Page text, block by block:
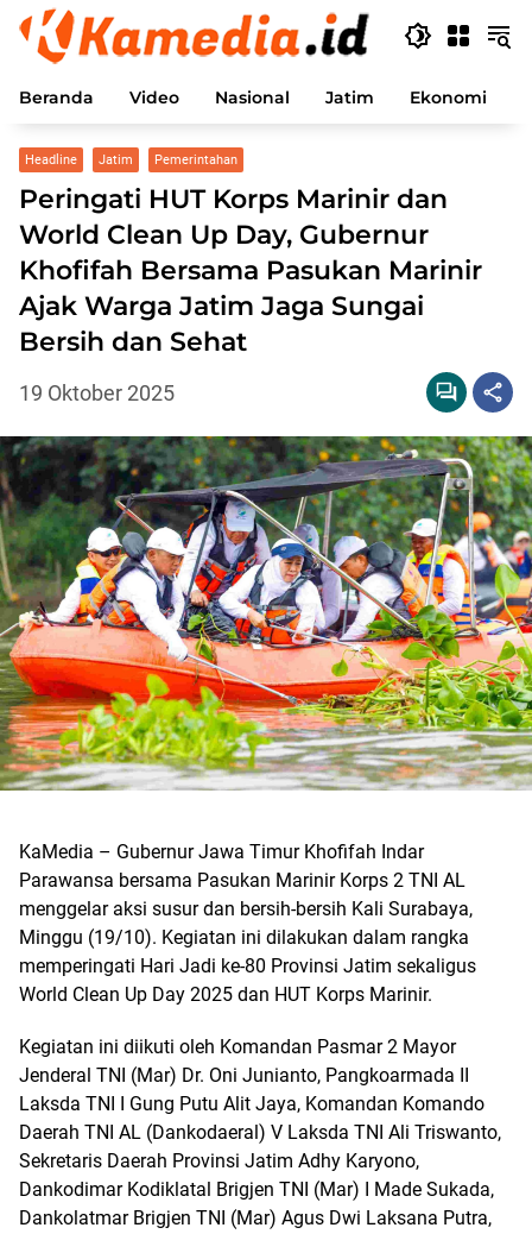
Langsung
konten
Beranda Video Nasional Jatim Ekonomi
Headline Jatim Pemerintahan
Peringati HUT Korps Marinir dan
World Clean Up Day, Gubernur
Khofifah Bersama Pasukan Marinir
Ajak Warga Jatim Jaga Sungai
Bersih dan Sehat
19 Oktober 2025
KaMedia – Gubernur Jawa Timur Khofifah Indar
Parawansa bersama Pasukan Marinir Korps 2 TNI AL
menggelar aksi susur dan bersih-bersih Kali Surabaya,
Minggu (19/10). Kegiatan ini dilakukan dalam rangka
memperingati Hari Jadi ke-80 Provinsi Jatim sekaligus
World Clean Up Day 2025 dan HUT Korps Marinir.
Kegiatan ini diikuti oleh Komandan Pasmar 2 Mayor
Jenderal TNI (Mar) Dr. Oni Junianto, Pangkoarmada II
Laksda TNI I Gung Putu Alit Jaya, Komandan Komando
Daerah TNI AL (Dankodaeral) V Laksda TNI Ali Triswanto,
Sekretaris Daerah Provinsi Jatim Adhy Karyono,
Dankodimar Kodiklatal Brigjen TNI (Mar) I Made Sukada,
Dankolatmar Brigjen TNI (Mar) Agus Dwi Laksana Putra,